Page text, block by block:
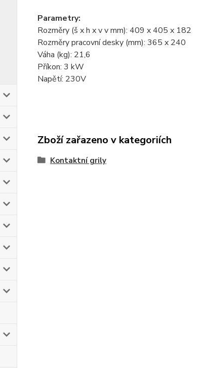
Parametry:
Rozměry (š x h x v v mm): 409 x 405 x 182
Rozměry pracovní desky (mm): 365 x 240
Váha (kg): 21,6
Příkon: 3 kW
Napětí: 230V
Zboží zařazeno v kategoriích
Kontaktní grily